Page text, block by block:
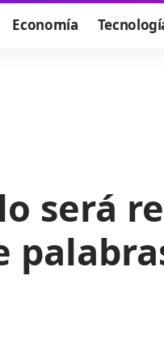
Economía
será